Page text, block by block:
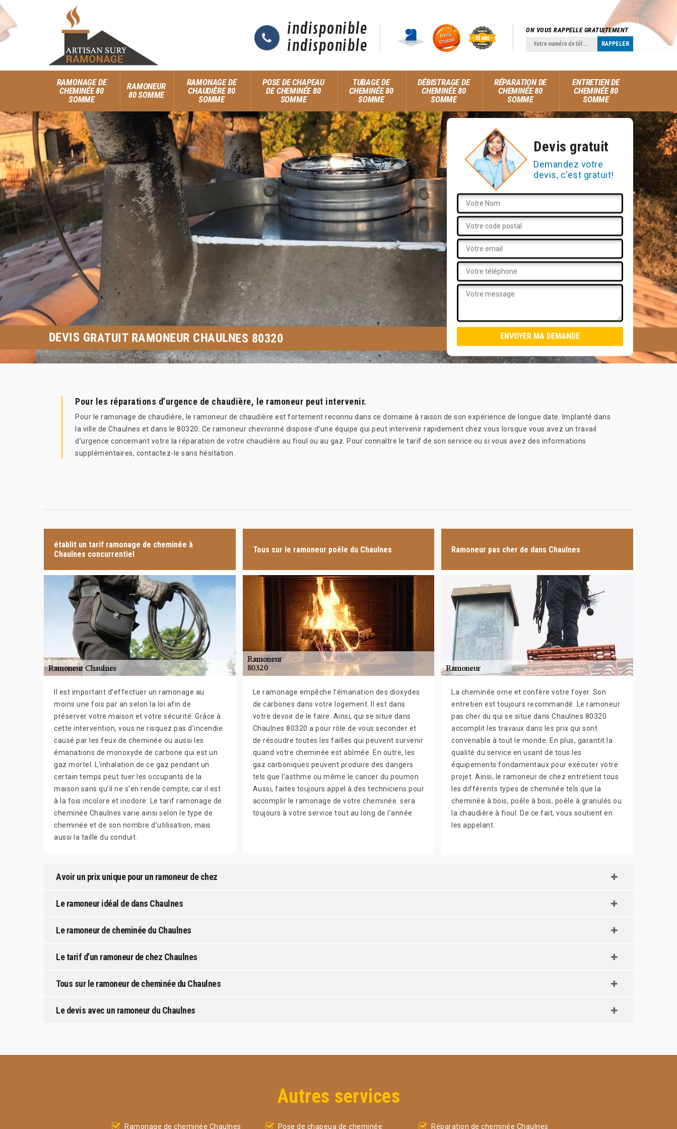
indisponible
indisponible
ON VOUS RAPPELLE GRATUITEMENT
RAMONAGE DE
CHEMINÉE 80
SOMME
RAMONEUR
80 SOMME
RAMONAGE DE
CHAUDIÈRE 80
SOMME
POSE DE CHAPEAU
DE CHEMINÉE 80
SOMME
TUBAGE DE
CHEMINÉE 80
SOMME
DÉBISTRAGE DE
CHEMINÉE 80
SOMME
RÉPARATION DE
CHEMINÉE 80
SOMME
ENTRETIEN DE
CHEMINÉE 80
SOMME
Devis gratuit
Demandez votre
devis, c'est gratuit!
DEVIS GRATUIT RAMONEUR CHAULNES 80320
Pour les réparations d’urgence de chaudière, le ramoneur peut intervenir.
Pour le ramonage de chaudière, le ramoneur de chaudière est fortement reconnu dans ce domaine à raison de son expérience de longue date. Implanté dans
la ville de Chaulnes et dans le 80320. Ce ramoneur chevronné dispose d’une équipe qui peut intervenir rapidement chez vous lorsque vous avez un travail
d’urgence concernant votre la réparation de votre chaudière au fioul ou au gaz. Pour connaître le tarif de son service ou si vous avez des informations
supplémentaires, contactez-le sans hésitation.
établit un tarif ramonage de cheminée à
Chaulnes concurrentiel
Il est important d’effectuer un ramonage au
moins une fois par an selon la loi afin de
préserver votre maison et votre sécurité. Grâce à
cette intervention, vous ne risquez pas d’incendie
causé par les feux de cheminée ou aussi les
émanations de monoxyde de carbone qui est un
gaz mortel. L’inhalation de ce gaz pendant un
certain temps peut tuer les occupants de la
maison sans qu’il ne s'en rende compte, car il est
à la fois incolore et inodore. Le tarif ramonage de
cheminée Chaulnes varie ainsi selon le type de
cheminée et de son nombre d’utilisation, mais
aussi la taille du conduit.
Tous sur le ramoneur poêle du Chaulnes
Le ramonage empêche l’émanation des dioxydes
de carbones dans votre logement. Il est dans
votre devoir de le faire. Ainsi, qui se situe dans
Chaulnes 80320 a pour rôle de vous seconder et
de résoudre toutes les failles qui peuvent survenir
quand votre cheminée est abîmée. En outre, les
gaz carboniques peuvent produire des dangers
tels que l’asthme ou même le cancer du poumon.
Aussi, faites toujours appel à des techniciens pour
accomplir le ramonage de votre cheminée. sera
toujours à votre service tout au long de l’année.
Ramoneur pas cher de dans Chaulnes
La cheminée orne et confère votre foyer. Son
entretien est toujours recommandé. Le ramoneur
pas cher du qui se situe dans Chaulnes 80320
accomplit les travaux dans les prix qui sont
convenable à tout le monde. En plus, garantit la
qualité du service en usant de tous les
équipements fondamentaux pour exécuter votre
projet. Ainsi, le ramoneur de chez entretient tous
les différents types de cheminée tels que la
cheminée à bois, poêle à bois, poêle à granulés ou
la chaudière à fioul. De ce fait, vous soutient en
les appelant.
Avoir un prix unique pour un ramoneur de chez
Le ramoneur idéal de dans Chaulnes
Le ramoneur de cheminée du Chaulnes
Le tarif d’un ramoneur de chez Chaulnes
Tous sur le ramoneur de cheminée du Chaulnes
Le devis avec un ramoneur du Chaulnes
Autres services
Ramonage de cheminée Chaulnes Pose de chapeua de cheminée Réparation de cheminée Chaulnes